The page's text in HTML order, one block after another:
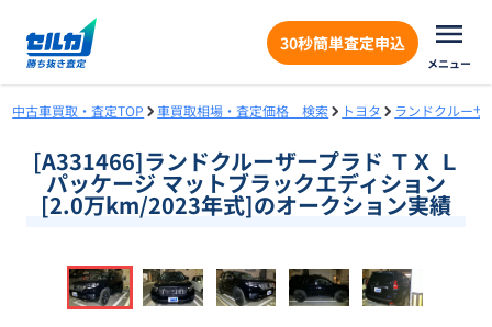
30秒簡単査定申込
メニュー
中古車買取・査定TOP 車買取相場・査定価格 検索 トヨタ ランドクルーザ
[A331466]ランドクルーザープラド ＴＸ Ｌ
パッケージ マットブラックエディション
[2.0万km/2023年式]のオークション実績
1/18